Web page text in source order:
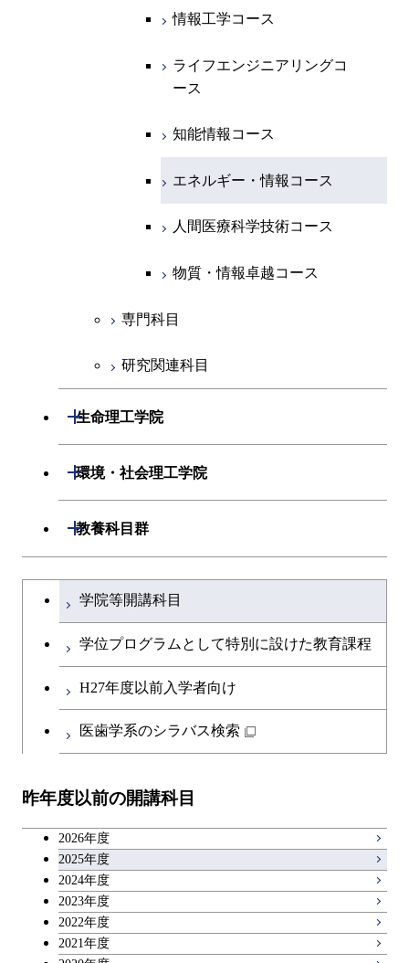
コース
ライフエンジニアリングコ
ース
原子核工学コース
人間医療科学技術コース
人間医療科学技術コース
ライフエンジニアリングコ
コース
ース
人間医療科学技術コース
エンジニアリングデザイン
エネルギー・情報コース
ライフエンジニアリングコ
原子核工学コース
人間医療科学技術コース
物質・情報卓越コース
エネルギーコース
エネルギー・情報コース
ース
原子核工学コース
地球生命コース
人間医療科学技術コース
知能情報コース
情報工学コース
ライフエンジニアリングコ
ース
知能情報コース
エネルギー・情報コース
人間医療科学技術コース
物質・情報卓越コース
専門科目
研究関連科目
生命理工学院
開閉
生命理工学系
開閉
ライフエンジニアリングコ
ース
物質・情報卓越コース
環境・社会理工学院
開閉
建築学系
開閉
コース
都市・環境学コース
コース
都市・環境学コース
開閉
エネルギーコース
エネルギー・情報コース
エンジニアリングデザイン
原子核工学コース
物質・情報卓越コース
社会・人間科学コース
イノベーション科学系
イノベーション科学コース
人間医療科学技術コース
技術経営専門職学位課程
開閉
技術経営専門職学位課程
専門科目
教養科目群
開閉
文系教養科目
英語科目
第二外国語科目
キャリア科目
大学院課程を切り替える
学院等開講科目
学位プログラムとして特別に設けた教育課程
H27年度以前入学者向け
医歯学系のシラバス検索
昨年度以前の開講科目
2026年度
2025年度
2024年度
2023年度
2022年度
2021年度